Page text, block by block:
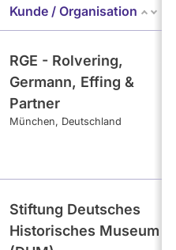
Kunde / Organisation
RGE - Rolvering,
Germann, Effing &
Partner
München Deutschland
Stiftung Deutsches
Historisches Museum